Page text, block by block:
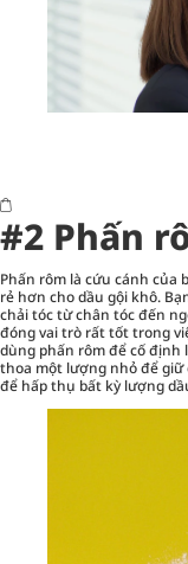
#2 Phấn
Phấn rôm là cứu cánh của
rẻ hơn cho dầu gội khô.
chải tóc từ chân tóc đến
đóng vai trò rất tốt trong
dùng phấn rôm để cố
thoa một lượng nhỏ để giữ
để hấp thụ bất kỳ lượng